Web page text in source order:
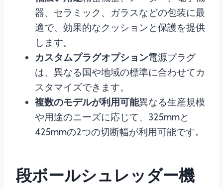
器、セラミック、ガラスなどの包装に最
適で、効果的なクッションと保護を提供
します。
カスタムプラグオプション電源プラグ
は、異なる国や地域の標準に合わせてカ
スタマイズできます。
複数のモデルが利用可能異なる生産規模
や用途のニーズに応じて、325mmと
425mmの2つの切断幅が利用可能です。
段ボールシュレッダー機